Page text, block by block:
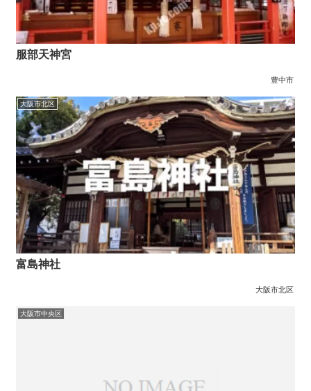
服部天神宮
豊中市
大阪市北区
富島神社
大阪市北区
大阪市中央区